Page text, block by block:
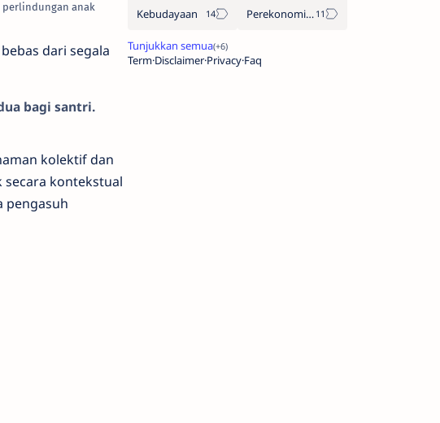
perlindungan anak
dari segala
bagi santri.
kolektif dan
kontekstual
pengasuh
Kebudayaan Perekonomian
TermDisclaimerPrivacyFaq